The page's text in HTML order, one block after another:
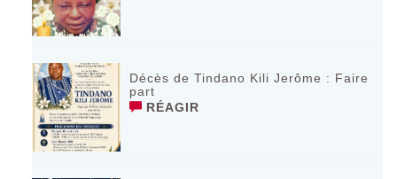
Décès de Tindano Kili Jerôme : Faire
part
RÉAGIR